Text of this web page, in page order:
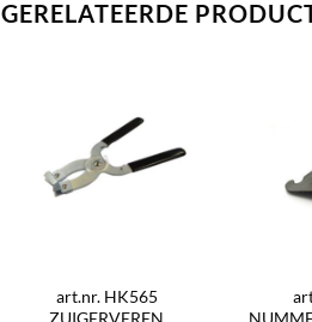
GERELATEERDE
art.nr. HK565
ZUIGERVEREN